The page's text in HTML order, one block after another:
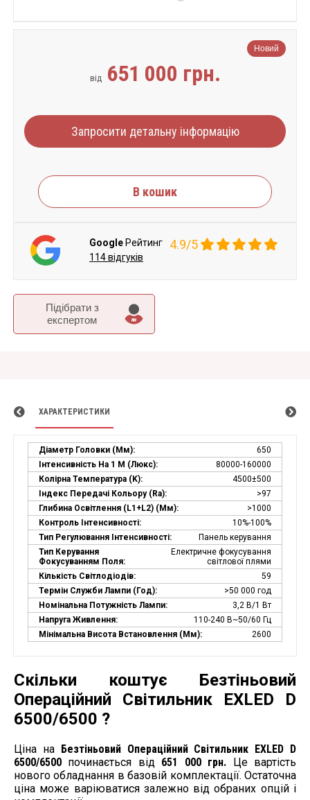
Підібрати з
експертом
Новий
від 651 000 грн.
Запросити детальну інформацію
В кошик
Google Рейтинг 4.9/5
114 відгуків
ХАРАКТЕРИСТИКИ
Діаметр Головки (мм):
650
Інтенсивність На 1 М (люкс):
80000-160000
Колірна Температура (K):
4500±500
Індекс Передачі Кольору (Ra):
>97
Глибина Освітлення (L1+L2) (мм):
>1000
Контроль Інтенсивності:
10%-100%
Тип Регулювання Інтенсивності:
Панель керування
Тип Керування
Фокусуванням Поля:
Електричне фокусування
світлової плями
Кількість Світлодіодів:
59
Термін Служби Лампи (год):
>50 000 год
Номінальна Потужність Лампи:
3,2 В/1 Вт
Напруга Живлення:
110-240 В~50/60 Гц
Мінімальна Висота Встановлення (мм):
2600
Скільки коштує Безтіньовий
Операційний Світильник EXLED D
6500/6500 ?
Ціна на Безтіньовий Операційний Світильник EXLED D
6500/6500 починається від 651 000 грн. Це вартість
нового обладнання в базовій комплектації. Остаточна
ціна може варіюватися залежно від обраних опцій і